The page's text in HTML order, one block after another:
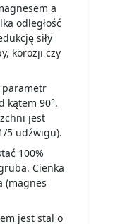
a
odległość
siły
korozji czy
parametr
kątem 90°.
jest
5 udźwigu).
100%
Cienka
(magnes
jest stal o